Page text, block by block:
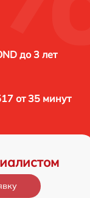
до 3 лет
от 35 минут